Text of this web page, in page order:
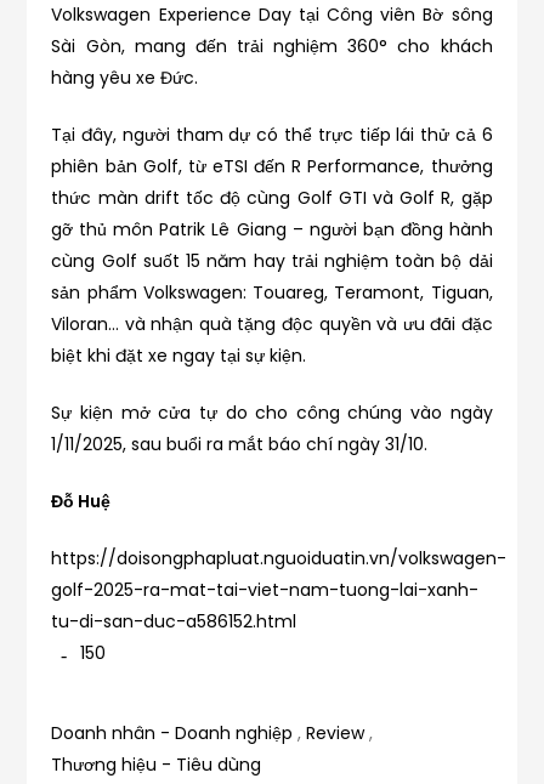
Volkswagen Experience Day tại Công viên Bờ sông
Sài Gòn, mang đến trải nghiệm 360° cho khách
hàng yêu xe Đức.
Tại đây, người tham dự có thể trực tiếp lái thử cả 6
phiên bản Golf, từ eTSI đến R Performance, thưởng
thức màn drift tốc độ cùng Golf GTI và Golf R, gặp
gỡ thủ môn Patrik Lê Giang – người bạn đồng hành
cùng Golf suốt 15 năm hay trải nghiệm toàn bộ dải
sản phẩm Volkswagen: Touareg, Teramont, Tiguan,
Viloran… và nhận quà tặng độc quyền và ưu đãi đặc
biệt khi đặt xe ngay tại sự kiện.
Sự kiện mở cửa tự do cho công chúng vào ngày
1/11/2025, sau buổi ra mắt báo chí ngày 31/10.
Đỗ Huệ
https://doisongphapluat.nguoiduatin.vn/volkswagen-
golf-2025-ra-mat-tai-viet-nam-tuong-lai-xanh-
tu-di-san-duc-a586152.html
150
Doanh nhân - Doanh nghiệp ,Review,
Thương hiệu - Tiêu dùng